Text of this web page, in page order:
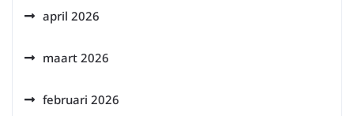
april 2026
maart 2026
februari 2026